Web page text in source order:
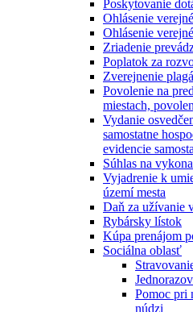
Poskytovanie
Ohlásenie
Ohlásenie
Zriadenie
Poplatok za
Zverejnenie
Povolenie na
miestach,
Vydanie
samostatne
evidencie
Súhlas na
Vyjadrenie k
území mesta
Daň za užívanie
Rybársky lístok
Kúpa prenájom
Sociálna oblasť
Pomoc pri
núdzi